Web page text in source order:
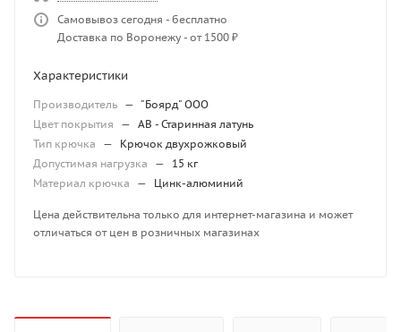
Самовывоз сегодня - бесплатно
Доставка по Воронежу - от 1500 ₽
Характеристики
Производитель — "Боярд" ООО
Цвет покрытия
— AB - Старинная латунь
Тип крючка
—
Крючок двухрожковый
Допустимая нагрузка
—
15 кг
Материал крючка
— Цинк-алюминий
Цена действительна только для интернет-магазина и может
отличаться от цен в розничных магазинах